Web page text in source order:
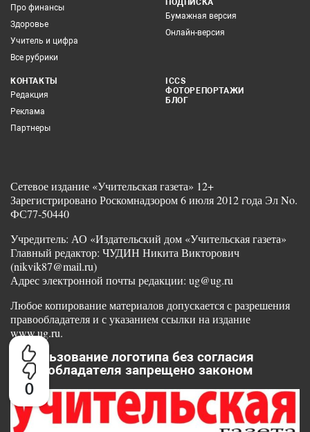
0
Про финансы
Здоровье
Учитель и цифра
Все рубрики
ПОДПИСКА
Бумажная версия
Онлайн-версия
КОНТАКТЫ
Редакция
Реклама
Партнеры
ICCS
ФОТОРЕПОРТАЖИ
БЛОГ
Сетевое издание «Учительская газета» 12+
Зарегистрировано Роскомнадзором 6 июля 2012 года Эл No.
ФС77-50440
Учредитель: АО «Издательский дом «Учительская газета»
Главный редактор: ЧУДИН Никита Викторович
(nikvik87@mail.ru)
Адрес электронной почты редакции: ug@ug.ru
Любое копирование материалов допускается с разрешения
правообладателя и с указанием ссылки на издание
www.ug.ru.
Использование логотипа без согласия
правообладателя запрещено законом